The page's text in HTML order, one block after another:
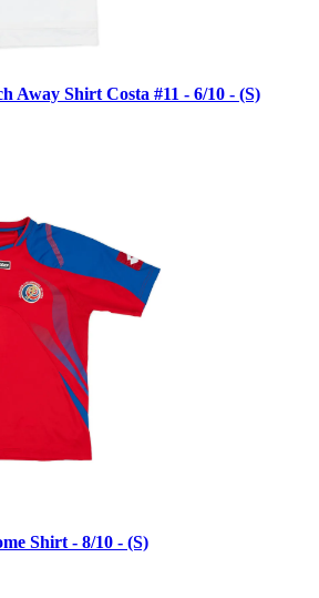
Away Shirt Costa #11 - 6/10 - (S)
Shirt - 8/10 - (S)